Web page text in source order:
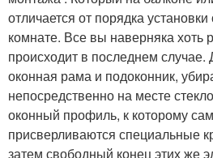
отличается от порядка
комнате. Все вы наверняка хоть
происходит в последнем случае.
оконная рама и подоконник,
непосредственно на месте
оконный профиль, к которому
присверливаются специальные
затем свободный конец этих же